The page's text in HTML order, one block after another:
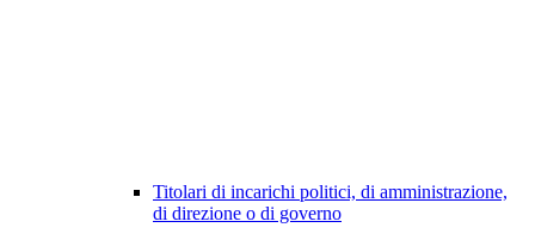
Titolari di incarichi politici, di amministrazione,
di direzione o di governo